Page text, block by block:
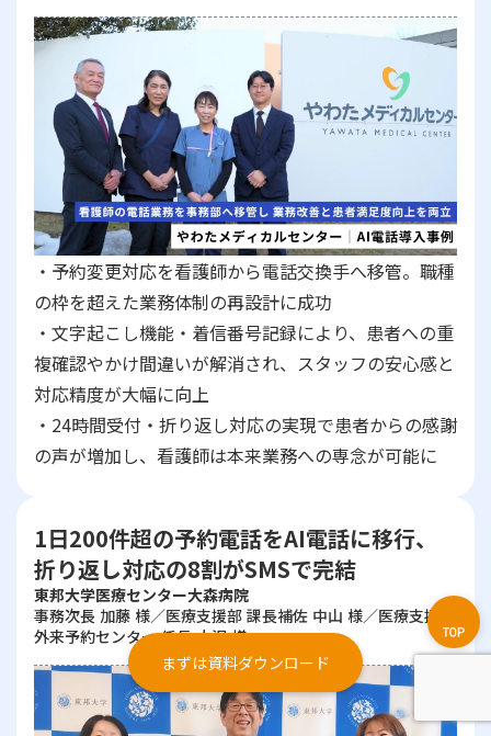
・予約変更対応を看護師から電話交換手へ移管。職種
の枠を超えた業務体制の再設計に成功
・文字起こし機能・着信番号記録により、患者への重
複確認やかけ間違いが解消され、スタッフの安心感と
対応精度が大幅に向上
・24時間受付・折り返し対応の実現で患者からの感謝
の声が増加し、看護師は本来業務への専念が可能に
1日200件超の予約電話をAI電話に移行、
折り返し対応の8割がSMSで完結
東邦大学医療センター大森病院
事務次長 加藤 様／医療支援部 課長補佐 中山 様／医療支援部
外来予約センター 係長 小沢 様
まずは資料ダウンロード